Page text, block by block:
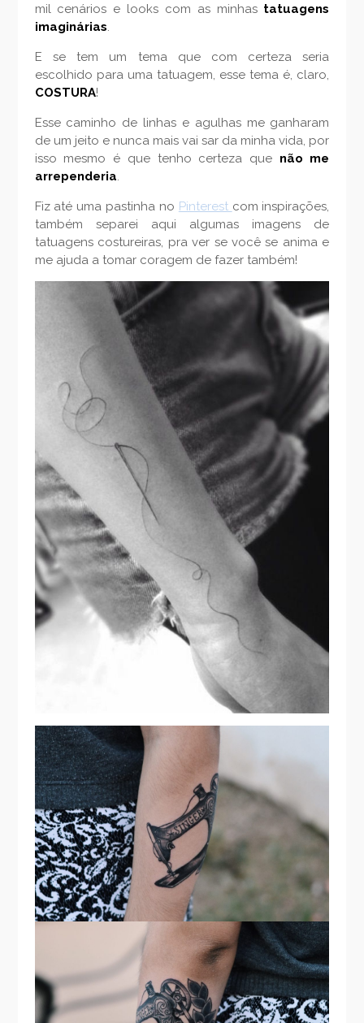
mil cenários e looks com as minhas tatuagens
imaginárias.
E se tem um tema que com certeza seria
escolhido para uma tatuagem, esse tema é, claro,
COSTURA!
Esse caminho de linhas e agulhas me ganharam
de um jeito e nunca mais vai sar da minha vida, por
isso mesmo é que tenho certeza que não me
arrependeria.
Fiz até uma pastinha no Pinterest com inspirações,
também separei aqui algumas imagens de
tatuagens costureiras, pra ver se você se anima e
me ajuda a tomar coragem de fazer também!